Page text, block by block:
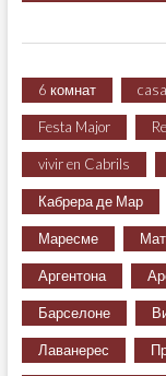
6 комнат casa
Festa Major
vivir en Cabrils
Кабрера де Мар
Маресме
Аргентона
Барселоне
Лаванерес